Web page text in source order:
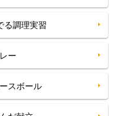
る調理実習
ー
スボール